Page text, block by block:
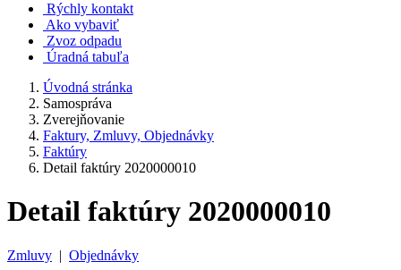
Rýchly kontakt
Ako vybaviť
Zvoz odpadu
Úradná tabuľa
Úvodná stránka
Samospráva
Zverejňovanie
Faktury, Zmluvy, Objednávky
Faktúry
Detail faktúry 2020000010
Detail faktúry 2020000010
Zmluvy | Objednávky